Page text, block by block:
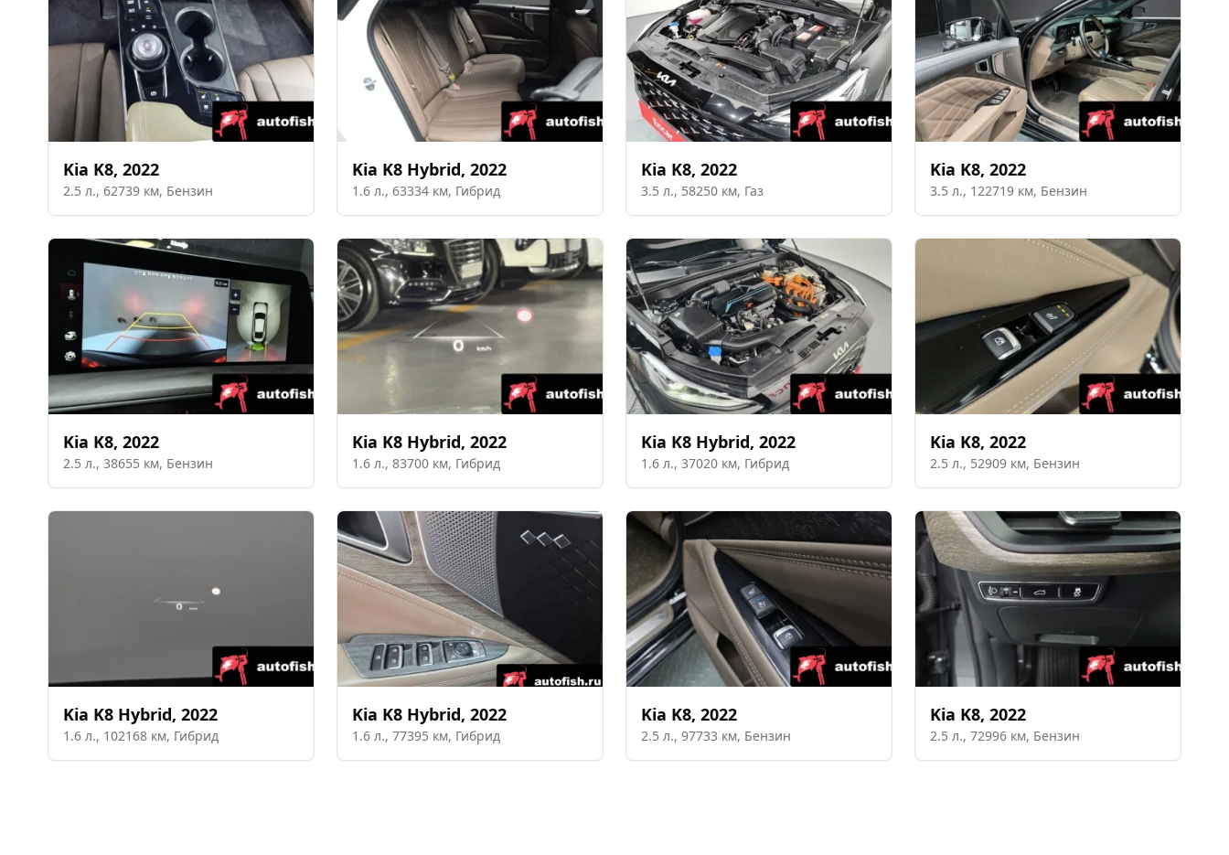
Kia K8, 2022
2.5 л., 62739 км, Бензин
Kia K8 Hybrid, 2022
1.6 л., 63334 км, Гибрид
Kia K8, 2022
3.5 л., 58250 км, Газ
Kia K8, 2022
3.5 л., 122719 км, Бензин
Kia K8, 2022
2.5 л., 38655 км, Бензин
Kia K8 Hybrid, 2022
1.6 л., 83700 км, Гибрид
Kia K8 Hybrid, 2022
1.6 л., 37020 км, Гибрид
Kia K8, 2022
2.5 л., 52909 км, Бензин
Kia K8 Hybrid, 2022
1.6 л., 102168 км, Гибрид
Kia K8 Hybrid, 2022
1.6 л., 77395 км, Гибрид
Kia K8, 2022
2.5 л., 97733 км, Бензин
Kia K8, 2022
2.5 л., 72996 км, Бензин